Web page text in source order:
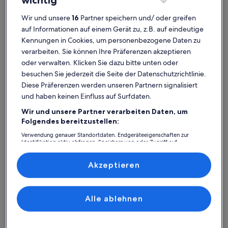
Ferienhaus Ferienwohnung/Apartment
Galerie Montillo: Finde deine
perfekte Unterkunft
Weitere Infos zu Chalet Happyview - luxury holiday for 15
Wir und unsere16 Partner speichern und/ oder greifen
auf Informationen auf einem Gerät zu, z.B. auf eindeutige
Kennungen in Cookies, um personenbezogene Daten zu
verarbeiten. Sie können Ihre Präferenzen akzeptieren
oder verwalten. Klicken Sie dazu bitte unten oder
besuchen Sie jederzeit die Seite der Datenschutzrichtlinie.
Diese Präferenzen werden unseren Partnern signalisiert
und haben keinen Einfluss auf Surfdaten.
Wir und unsere Partner verarbeiten Daten, um
Folgendes bereitzustellen:
Verwendung genauer Standortdaten. Endgeräteeigenschaften zur
Identifikation aktiv abfragen. Speichern von oder Zugriff auf
Inhalte, Messung von Werbeleistung und der Performance von Inhalten,
Zielgruppenforschung sowie Entwicklung und Verbesserung von
Liste der Partner (Lieferanten)
Alle ablehnen
Akzeptieren